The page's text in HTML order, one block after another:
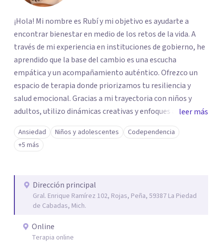
¡Hola! Mi nombre es Rubí y mi objetivo es ayudarte a
encontrar bienestar en medio de los retos de la vida. A
través de mi experiencia en instituciones de gobierno, he
aprendido que la base del cambio es una escucha
empática y un acompañamiento auténtico. ​Ofrezco un
espacio de terapia donde priorizamos tu resiliencia y
salud emocional. Gracias a mi trayectoria con niños y
adultos, utilizo dinámicas creativas y enfoques adaptados
a tus necesidades específicas. Estoy aquí para escucharte
y brindarte las herramientas necesarias para fortalecer
tu paz mental.
leer más
Ansiedad Niños y adolescentes
Codependencia
+5 más
Dirección principal
Gral. Enrique Ramírez 102, Rojas, Peña, 59387 La Piedad
de Cabadas, Mich.
Online
Terapia online